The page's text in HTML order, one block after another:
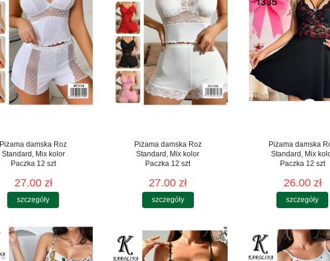
Piżama damska Roz
Standard, Mix kolor
Paczka 12 szt
27.00 zł
szczegóły
Piżama damska Roz
Standard, Mix kolor
Paczka 12 szt
27.00 zł
szczegóły
Piżama damska
Standard, Mix
Paczka 12 szt
26.00 zł
szczegóły